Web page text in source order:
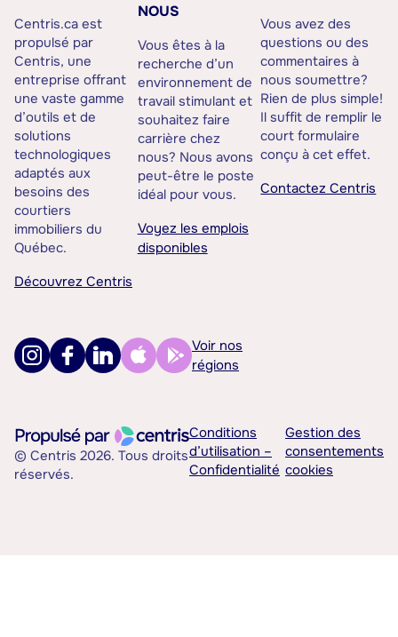
Centris.ca est
propulsé par
Centris, une
entreprise offrant
une vaste gamme
d’outils et de
solutions
technologiques
adaptés aux
besoins des
courtiers
immobiliers du
Québec.
Découvrez Centris
NOUS
Vous êtes à la
recherche d’un
environnement de
travail stimulant et
souhaitez faire
carrière chez
nous? Nous avons
peut-être le poste
idéal pour vous.
Voyez les emplois
disponibles
Vous avez des
questions ou des
commentaires à
nous soumettre?
Rien de plus simple!
Il suffit de remplir le
court formulaire
conçu à cet effet.
Contactez Centris
Voir nos
régions
© Centris 2026. Tous droits
réservés.
Conditions
d’utilisation –
Confidentialité
Gestion des
consentements
cookies